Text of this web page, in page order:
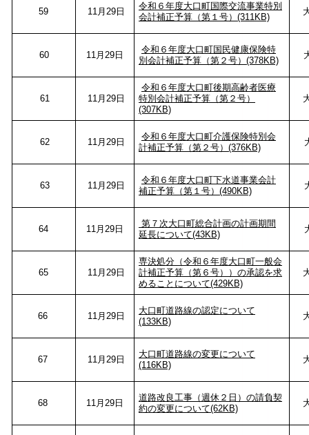
59 11月29日
令和６年度大口町国際交流事業特別
会計補正予算（第１号）(311KB)
60 11月29日
令和６年度大口町国民健康保険特
別会計補正予算（第２号）(378KB)
61 11月29日
令和６年度大口町後期高齢者医療
特別会計補正予算（第２号）
(307KB)
62 11月29日
令和６年度大口町介護保険特別会
計補正予算（第２号）(376KB)
63 11月29日
令和６年度大口町下水道事業会計
補正予算（第１号）(490KB)
64 11月29日
第７次大口町総合計画の計画期間
延長について(43KB)
65 11月29日
専決処分（令和６年度大口町一般会
計補正予算（第６号））の承認を求
めることについて(429KB)
66 11月29日
大口町道路線の認定について
(133KB)
67 11月29日
大口町道路線の変更について
(116KB)
68 11月29日
道路改良工事（週休２日）の請負契
約の変更について(62KB)